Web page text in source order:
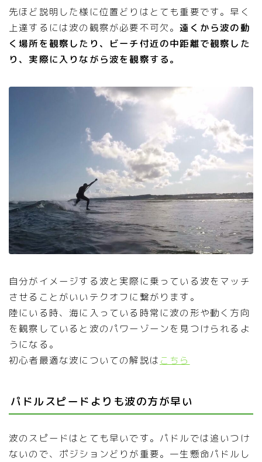
先ほど説明した様に位置どりはとても重要です。早く
上達するには波の観察が必要不可欠。遠くから波の動
く場所を観察したり、ビーチ付近の中距離で観察した
り、実際に入りながら波を観察する。
自分がイメージする波と実際に乗っている波をマッチ
させることがいいテクオフに繋がります。
陸にいる時、海に入っている時常に波の形や動く方向
を観察していると波のパワーゾーンを見つけられるよ
うになる。
初心者最適な波についての解説は こちら
パドルスピードよりも波の方が早い
波のスピードはとても早いです。パドルでは追いつけ
ないので、ポジションどりが重要。一生懸命パドルし